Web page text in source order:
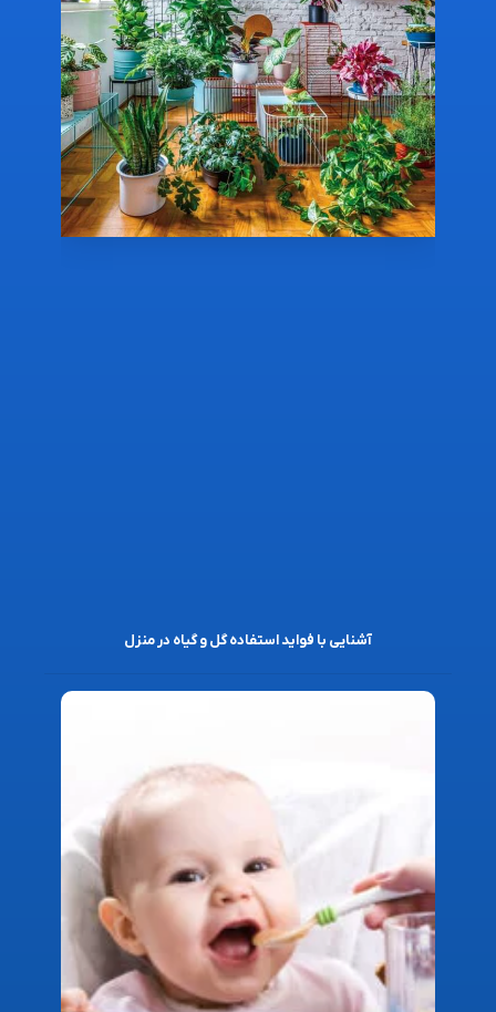
آشنایی با فواید استفاده گل و گیاه در منزل